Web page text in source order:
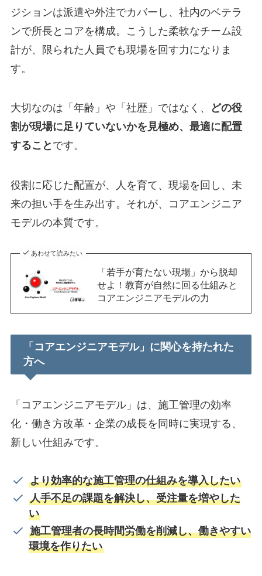
ジションは派遣や外注でカバーし、社内のベテラ
ンで所長とコアを構成。こうした柔軟なチーム設
計が、限られた人員でも現場を回す力になりま
す。
大切なのは「年齢」や「社歴」ではなく、
どの役
割が現場に足りていないかを見極め、最適に配置
すること です。
役割に応じた配置が、人を育て、現場を回し、未
来の担い手を生み出す。それが、コアエンジニア
モデルの本質です。
あわせて読みたい
「若手が育たない現場」から脱却
せよ！教育が自然に回る仕組みと
コアエンジニアモデルの力
「コアエンジニアモデル」に関心を持たれた
方へ
「コアエンジニアモデル」は、施工管理の効率
化・働き方改革・企業の成長を同時に実現する、
新しい仕組みです。
より効率的な施工管理の仕組みを導入したい
人手不足の課題を解決し、受注量を増やした
い
施工管理者の長時間労働を削減し、働きやすい
環境を作りたい